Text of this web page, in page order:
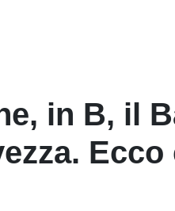
in B, il
Ecco